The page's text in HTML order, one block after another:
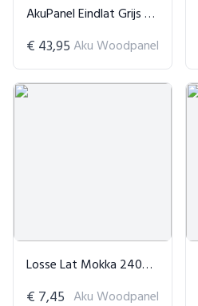
AkuPanel Eindlat Grijs Walnoot
€ 43,95 Aku Woodpanel
Losse Lat Mokka 240CM
€ 7,45 Aku Woodpanel